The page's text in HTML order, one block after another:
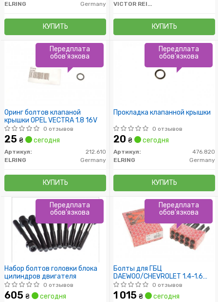
ELRING
Germany
КУПИТЬ
VICTOR REINZ
КУПИТЬ
Оринг болтов клапаной
крышки OPEL VECTRA 1.8 16V
0 отзывов
25 ₴ сегодня
Артикул:
212.610
ELRING
Germany
КУПИТЬ
Передплата
обов'язкова
Прокладка клапанной крышки
0 отзывов
20 ₴ сегодня
Артикул:
476.820
ELRING
Germany
КУПИТЬ
Передплата
обов'язкова
Набор болтов головки блока
цилиндров двигателя
0 отзывов
605 ₴ сегодня
Передплата
обов'язкова
Болты для ГБЦ
DAEWOO/CHEVROLET 1.4-1.6
16V (пр-во Elring)
0 отзывов
1 015 ₴ сегодня
Передплата
обов'язкова